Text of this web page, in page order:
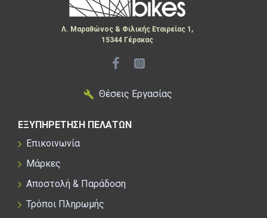
Λ. Μαραθώνος & Φιλικής Εταιρείας 1,
15344 Γέρακας
Θέσεις Εργασίας
ΕΞΥΠΗΡΕΤΗΣΗ ΠΕΛΑΤΩΝ
Επικοινωνία
Μάρκες
Αποστολή & Παράδοση
Τρόποι Πληρωμής